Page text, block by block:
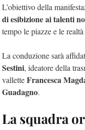
L’obiettivo della
di esibizione ai talenti
tempo le piazze e le
La conduzione sarà
Sestini, ideatore della
valletteFrancesca
Guadagno.
La squadra